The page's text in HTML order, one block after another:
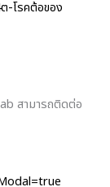
โรคต้อของ
สามารถติดต่อ